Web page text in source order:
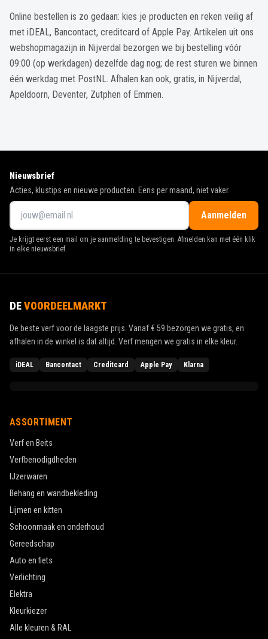
Online bestellen is zo gedaan: kies je producten en reken veilig af
met iDEAL, Bancontact, creditcard of Apple Pay. Artikelen uit ons
webshopmagazijn in Nijverdal bezorgen we bij bestelling vóór
09:00 (op werkdagen) dezelfde dag nog; de rest sturen we binnen
één werkdag met PostNL. Afhalen kan ook, gratis, in Nijverdal,
Apeldoorn, Deventer, Zutphen of Emmen.
Nieuwsbrief
Acties, klustips en nieuwe producten. Eens per maand, niet vaker.
Aanmelden
Je krijgt eerst een mail om je aanmelding te bevestigen. Afmelden kan met één klik
in elke nieuwsbrief.
DEVOORDEELMARKT
De beste verf voor de laagste prijs. Vanaf€ 59 bezorgen we gratis, en
afhalen in de winkel is dat altijd. Verf mengen we gratis in elke kleur.
iDEAL Bancontact Creditcard Apple Pay Klarna
ASSORTIMENT
Verf en Beits
Verfbenodigdheden
IJzerwaren
Behang en wandbekleding
Lijmen en kitten
Schoonmaak en onderhoud
Gereedschap
Auto en fiets
Verlichting
Elektra
Kleurkiezer
Alle kleuren & RAL